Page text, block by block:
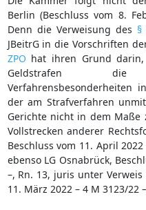
Berlin (Beschluss vom 8.
Denn die Verweisung des §
JBeitrG in die Vorschriften
ZPO hat ihren Grund
Geldstrafen die
Verfahrensbesonderheiten
der am Strafverfahren
Gerichte nicht in dem Maße
Vollstrecken anderer
Beschluss vom 11. April
ebenso LG Osnabrück,
–, Rn. 13, juris unter
11. März 2022 – 4 M 3123/22